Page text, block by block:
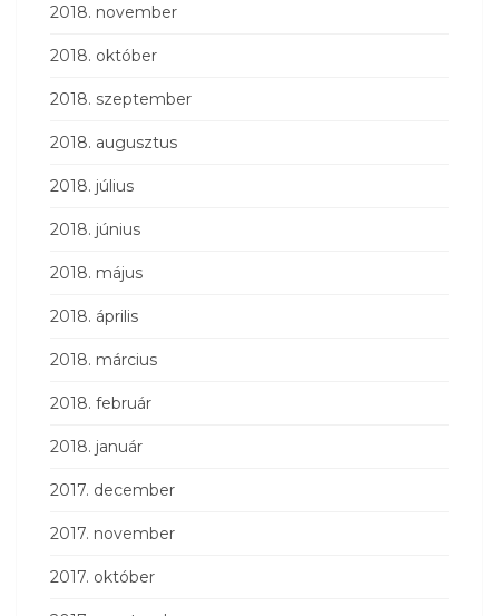
2018. november
2018. október
2018. szeptember
2018. augusztus
2018. július
2018. június
2018. május
2018. április
2018. március
2018. február
2018. január
2017. december
2017. november
2017. október